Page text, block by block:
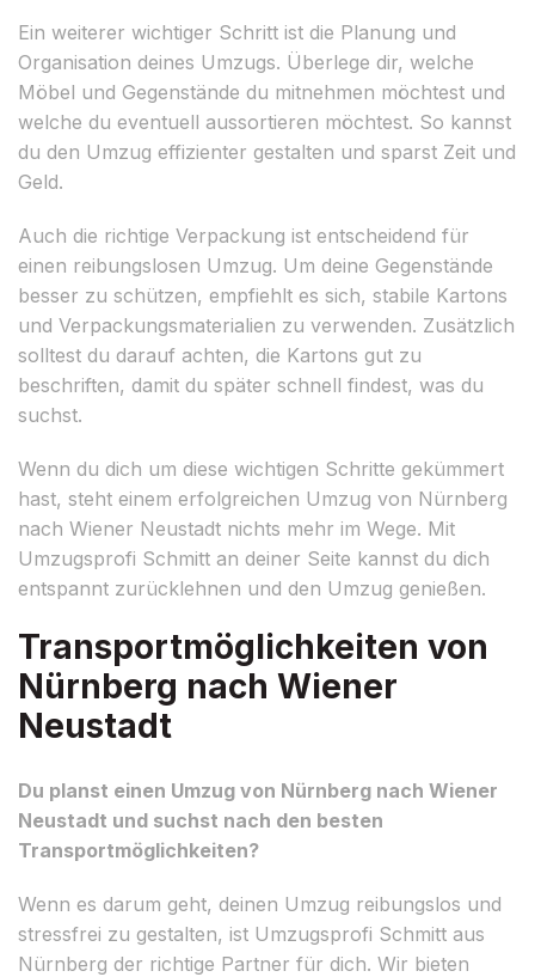
Ein weiterer wichtiger Schritt ist die Planung und
Organisation deines Umzugs. Überlege dir, welche
Möbel und Gegenstände du mitnehmen möchtest und
welche du eventuell aussortieren möchtest. So kannst
du den Umzug effizienter gestalten und sparst Zeit und
Geld.
Auch die richtige Verpackung ist entscheidend für
einen reibungslosen Umzug. Um deine Gegenstände
besser zu schützen, empfiehlt es sich, stabile Kartons
und Verpackungsmaterialien zu verwenden. Zusätzlich
solltest du darauf achten, die Kartons gut zu
beschriften, damit du später schnell findest, was du
suchst.
Wenn du dich um diese wichtigen Schritte gekümmert
hast, steht einem erfolgreichen Umzug von Nürnberg
nach Wiener Neustadt nichts mehr im Wege. Mit
Umzugsprofi Schmitt an deiner Seite kannst du dich
entspannt zurücklehnen und den Umzug genießen.
Transportmöglichkeiten von
Nürnberg nach Wiener
Neustadt
Du planst einen Umzug von Nürnberg nach Wiener
Neustadt und suchst nach den besten
Transportmöglichkeiten?
Wenn es darum geht, deinen Umzug reibungslos und
stressfrei zu gestalten, ist Umzugsprofi Schmitt aus
Nürnberg der richtige Partner für dich. Wir bieten